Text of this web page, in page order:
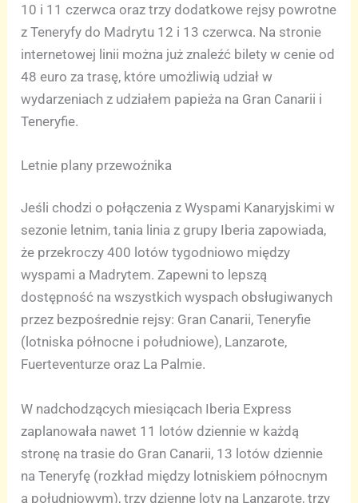
10 i 11 czerwca oraz trzy dodatkowe rejsy powrotne
z Teneryfy do Madrytu 12 i 13 czerwca. Na stronie
internetowej linii można już znaleźć bilety w cenie od
48 euro za trasę, które umożliwią udział w
wydarzeniach z udziałem papieża na Gran Canarii i
Teneryfie.
Letnie plany przewoźnika
Jeśli chodzi o połączenia z Wyspami Kanaryjskimi w
sezonie letnim, tania linia z grupy Iberia zapowiada,
że przekroczy 400 lotów tygodniowo między
wyspami a Madrytem. Zapewni to lepszą
dostępność na wszystkich wyspach obsługiwanych
przez bezpośrednie rejsy: Gran Canarii, Teneryfie
(lotniska północne i południowe), Lanzarote,
Fuerteventurze oraz La Palmie.
W nadchodzących miesiącach Iberia Express
zaplanowała nawet 11 lotów dziennie w każdą
stronę na trasie do Gran Canarii, 13 lotów dziennie
na Teneryfę (rozkład między lotniskiem północnym
a południowym), trzy dzienne loty na Lanzarote, trzy